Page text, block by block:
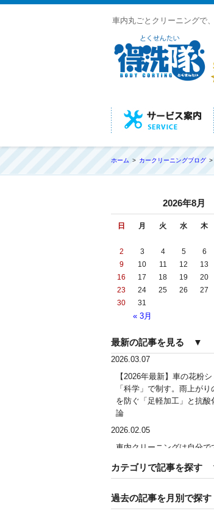
車内丸ごとクリーニングで
ホーム カークリーニングブログ
2026年8月
日 月 火 水 木
« 3月
2
3 4 5 6
9
10 11 12 13
16
17 18 19 20
23
24 25 26 27
30
31
最新の記事を見る ▼
2026.03.07
【2026年最新】車の花粉シ
「科学」で制す。雨上がり
を防ぐ「足軽加工」と抗酸
論
2026.02.05
車内クリーニングは自分で
界を徹底解説
車内クリーニングで失敗す
カテゴリで記事を探す
過去の記事を月別で探